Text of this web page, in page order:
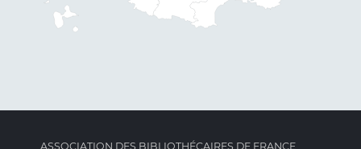
ASSOCIATION DES BIBLIOTHÉCAIRES DE FRANCE